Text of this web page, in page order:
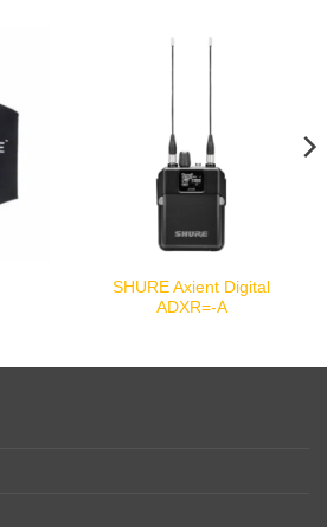
SHURE Axient Digital
ADXR=-A